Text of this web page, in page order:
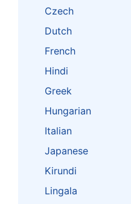
Czech
Dutch
French
Hindi
Greek
Hungarian
Italian
Japanese
Kirundi
Lingala